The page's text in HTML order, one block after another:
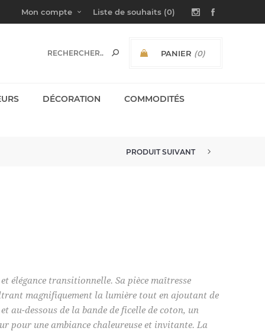
Mon compte Liste de souhaits (0)
PANIER (0)
DÉCORATION COMMODITÉS
PRODUIT SUIVANT
élégance transitionnelle. Sa pièce maîtresse
magnifiquement la lumière tout en ajoutant de
au-dessous de la bande de ficelle de coton, un
pour une ambiance chaleureuse et invitante. La